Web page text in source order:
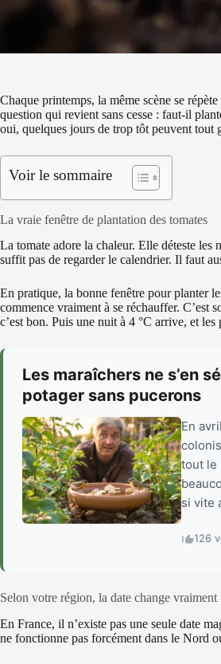
Chaque printemps, la même scène se
question qui revient sans cesse : faut-il
oui, quelques jours de trop tôt peuvent tout
Voir le sommaire
La vraie fenêtre de plantation des tomates
La tomate adore la chaleur. Elle déteste les
suffit pas de regarder le calendrier. Il faut
En pratique, la bonne fenêtre pour planter
commence vraiment à se réchauffer. C’est
c’est bon. Puis une nuit à 4 °C arrive, et les
Les maraîchers ne s’en
potager sans pucerons
En
tout le
si vite
126
Selon votre région, la date change vraiment
En France, il n’existe pas une seule date
ne fonctionne pas forcément dans le Nord